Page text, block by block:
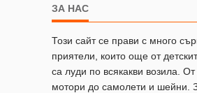
ЗА НАС
Този сайт се прави с много
приятели, които още от
са луди по всякакви возила.
мотори до самолети и шейни.